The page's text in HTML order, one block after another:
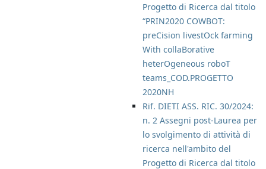
Progetto di Ricerca dal titolo
“PRIN2020 COWBOT:
preCision livestOck farming
With collaBorative
heterOgeneous roboT
teams_COD.PROGETTO
2020NH
Rif. DIETI ASS. RIC. 30/2024:
n. 2 Assegni post-Laurea per
lo svolgimento di attività di
ricerca nell'ambito del
Progetto di Ricerca dal titolo